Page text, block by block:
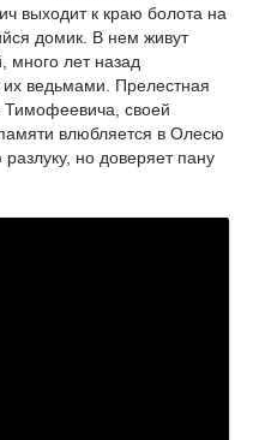
выходит к краю болота на
домик. В нем живут
много лет назад
ведьмами. Прелестная
Тимофеевича, своей
влюбляется в Олесю
но доверяет пану